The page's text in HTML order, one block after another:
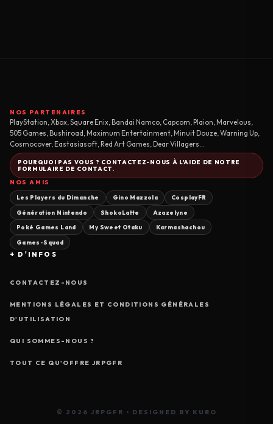
NOS PARTENAIRES
PlayStation, Xbox, Square Enix, Bandai Namco, Capcom, Plaion, Marvelous,
505 Games, Bushiroad, Maximum Entertainment, Minuit Douze, Warning Up,
Cosmocover, Eastasiasoft, Red Art Games, Dear Villagers...
POURQUOI PAS VOUS ? CONTACTEZ-NOUS À L'AIDE DE NOTRE
FORMULAIRE DE CONTACT.
NOS AMIS
Les Players du Dimanche Gino Mazzola CosplayFR
Génération Nintendo ShokoLatte Azazelyne
Poké Games Land My Sweet Otaku Karmashachou
Games-Squad
+ D'INFOS
CONTACTEZ-NOUS
MENTIONS LÉGALES ET CONDITIONS GÉNÉRALES
D'UTILISATION
QUI SOMMES-NOUS ?
TOUT CE QU'OFFRE JRPGFR
© 2026 JRPGFR • DESIGNED BY KURO